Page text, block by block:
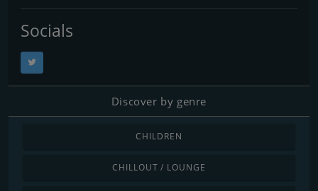
Socials
Discover by genre
CHILDREN
CHILLOUT / LOUNGE